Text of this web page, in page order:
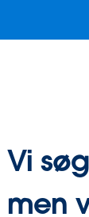
Vi
men